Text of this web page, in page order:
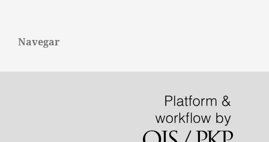
Navegar